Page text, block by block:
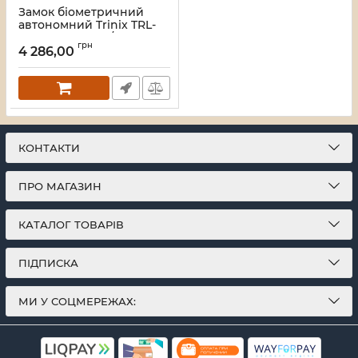
Замок біометричний
автономний Trinix TRL-
7702WF Black L/R з Wi-Fi,
зчитувачем відбитків
Артикул:65-00081
4 286,00 грн
КОНТАКТИ
ПРО МАГАЗИН
КАТАЛОГ ТОВАРІВ
ПІДПИСКА
МИ У СОЦМЕРЕЖАХ: